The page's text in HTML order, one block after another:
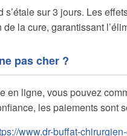
s’étale sur 3 jours. Les
la cure, garantissant
pas cher ?
en ligne, vous pouvez
les paiements
www.dr-buffat-